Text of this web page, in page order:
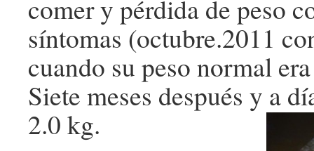
comer y pérdida de peso
síntomas (octubre.2011
cuando su peso normal
Siete meses después y a
2.0 kg.